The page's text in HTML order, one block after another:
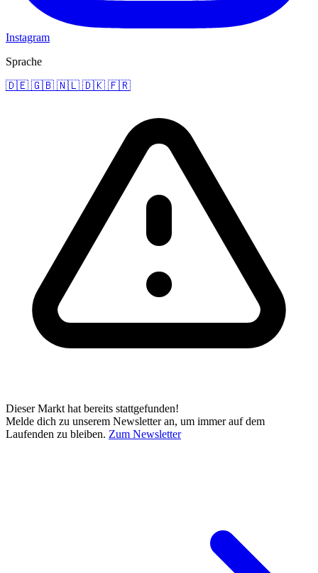
Instagram
Sprache
🇩🇪 🇬🇧 🇳🇱 🇩🇰 🇫🇷
Dieser Markt hat bereits stattgefunden!
Melde dich zu unserem Newsletter an, um immer auf dem
Laufenden zu bleiben. Zum Newsletter